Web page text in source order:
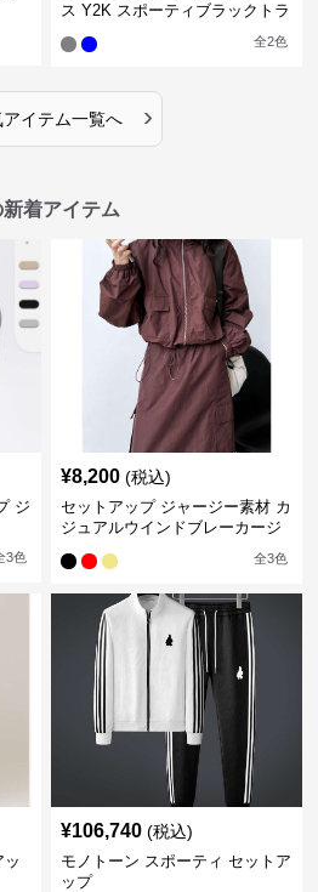
ス Y2K スポーティブラックトラ
全2色
アイテム一覧へ ›
着アイテム
ジ
3色
¥8,200 (税込)
セットアップ ジャージー素材 カ
ジュアルウインドブレーカージ
ャケット &ロングスカートセッ
ト
全3色
¥106,740 (税込)
モノトーン スポーティ セットア
ップ